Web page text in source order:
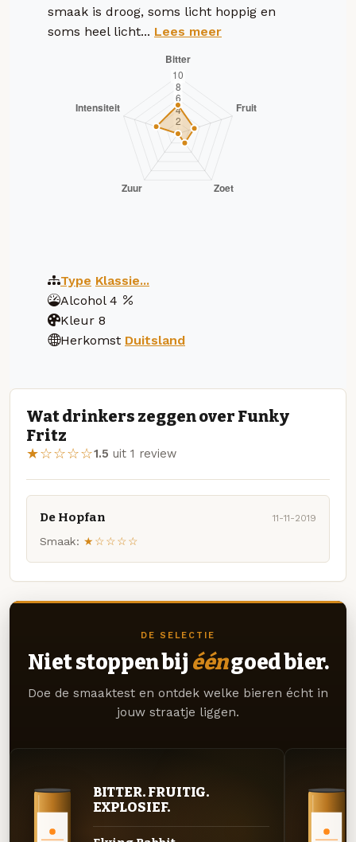
smaak is droog, soms licht hoppig en
soms heel licht... Lees meer
Type Klassie...
Alcohol 4
Kleur 8
Herkomst Duitsland
Wat drinkers zeggen over Funky
Fritz
★☆☆☆☆1.5 uit 1 review
De Hopfan 11-11-2019
Smaak: ★☆☆☆☆
DE SELECTIE
Niet stoppen bij ééngoed bier.
Doe de smaaktest en ontdek welke bieren écht in
jouw straatje liggen.
BITTER. FRUITIG.
EXPLOSIEF.